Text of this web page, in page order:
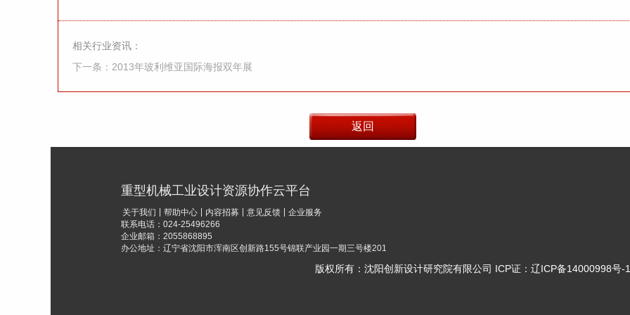
相关行业资讯：
下一条：2013年玻利维亚国际海报双年展
重型机械工业设计资源协作云平台
关于我们 帮助中心 内容招募 意见反馈
企业服务
联系电话：024-25496266
企业邮箱：2055868895
办公地址：辽宁省沈阳市浑南区创新路155号锦联产业园一期三号楼201
版权所有：沈阳创新设计研究院有限公司 ICP证： 辽ICP备14000998号-1